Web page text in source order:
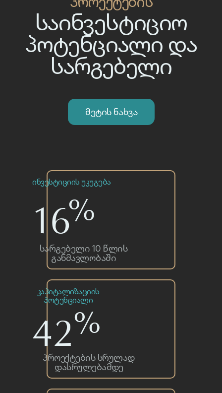
16%
ინვესტიციის უკუგება
სარგებელი 10 წლის
განმავლობაში
42%
კაპიტალიზაციის
პოტენციალი
პროექტების სრულად
დასრულებამდე
ჩვენ ვამაყობთ
წარსული
გამოცდილებით